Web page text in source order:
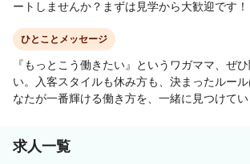
ートしませんか？まずは見学から大歓迎です！
ひとことメッセージ
『もっとこう働きたい』というワガママ、ぜ
い。入客スタイルも休み方も、決まったルー
なたが一番輝ける働き方を、一緒に見つけてい
求人一覧